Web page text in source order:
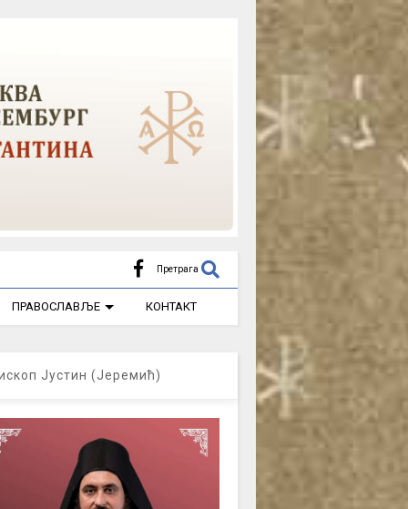
Претрага
ПРАВОСЛАВЉЕ КОНТАКТ
Јустин (Јеремић)